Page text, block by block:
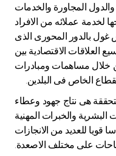
المجاورة والخدمات
لخدمة عملائه من الافراد
غول بالدور المحورى الذى
العلاقات الاقتصادية بين
خلال مساهمات ومبادرات
الخاص فى البلدين.
هى نتاج جهود وعطاء
والخبرات المهنية
قويا للعديد من الانجازات
على مختلف الاصعدة.